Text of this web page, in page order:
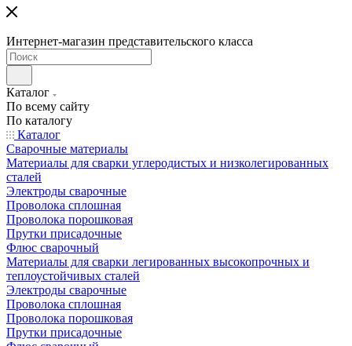
Интернет-магазин представительского класса
Каталог
По всему сайту
По каталогу
Каталог
Сварочные материалы
Материалы для сварки углеродистых и низколегированных
сталей
Электроды сварочные
Проволока сплошная
Проволока порошковая
Прутки присадочные
Флюс сварочный
Материалы для сварки легированных высокопрочных и
теплоустойчивых сталей
Электроды сварочные
Проволока сплошная
Проволока порошковая
Прутки присадочные